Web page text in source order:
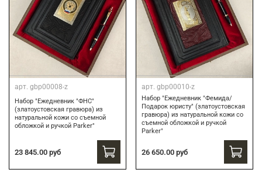
арт. gbp00008-z
Набор "Ежедневник "ФНС"
(златоустовская гравюра) из
натуральной кожи со съемной
обложкой и ручкой Parker"
23 845.00 руб
арт. gbp00010-z
Набор "Ежедневник "Фемида/
Подарок юристу" (златоустовская
гравюра) из натуральной кожи со
съемной обложкой и ручкой
Parker"
26 650.00 руб